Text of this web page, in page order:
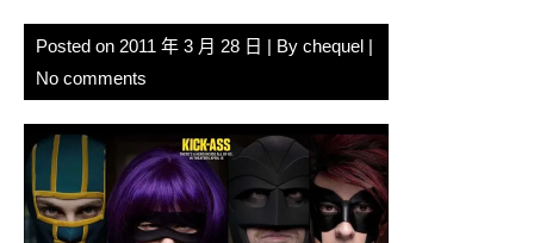
Posted on 2011 年 3 月 28 日 | By chequel |
No comments